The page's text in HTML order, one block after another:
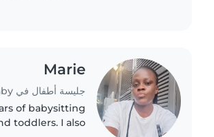
Marie
جليسة أطفال في Jazīrat Abū Z̧aby
of babysitting
toddlers. I also